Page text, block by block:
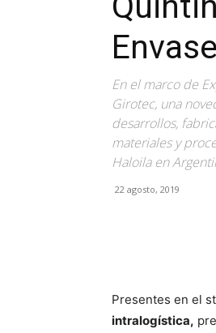
Envase
En el marco de
Girotec, una
desarrollos,
materiales y
Haloila en
22 agosto, 2019
Presentes en el
intralogística,